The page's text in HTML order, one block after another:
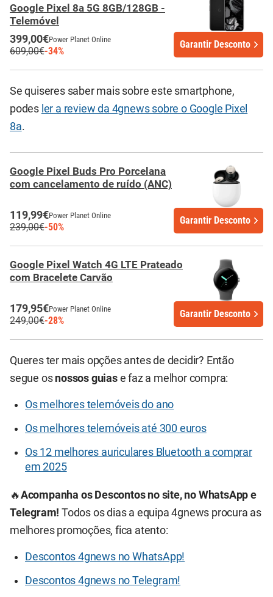
Google Pixel 8a 5G 8GB/128GB -
Telemóvel
399,00€Power Planet Online
609,00€-34%
Garantir Desconto
Se quiseres saber mais sobre este smartphone,
podes ler a review da 4gnews sobre o Google Pixel
8a.
Google Pixel Buds Pro Porcelana
com cancelamento de ruído (ANC)
119,99€Power Planet Online
239,00€-50%
Garantir Desconto
Google Pixel Watch 4G LTE Prateado
com Bracelete Carvão
179,95€Power Planet Online
249,00€-28%
Garantir Desconto
Queres ter mais opções antes de decidir? Então
segue os nossos guiase faz a melhor compra:
Os melhores telemóveis do ano
Os melhores telemóveis até 300 euros
Os 12 melhores auriculares Bluetooth a comprar
em 2025
🔥Acompanha os Descontos no site, no WhatsApp e
Telegram! Todos os dias a equipa 4gnews procura as
melhores promoções, fica atento:
Descontos 4gnews no WhatsApp!
Descontos 4gnews no Telegram!